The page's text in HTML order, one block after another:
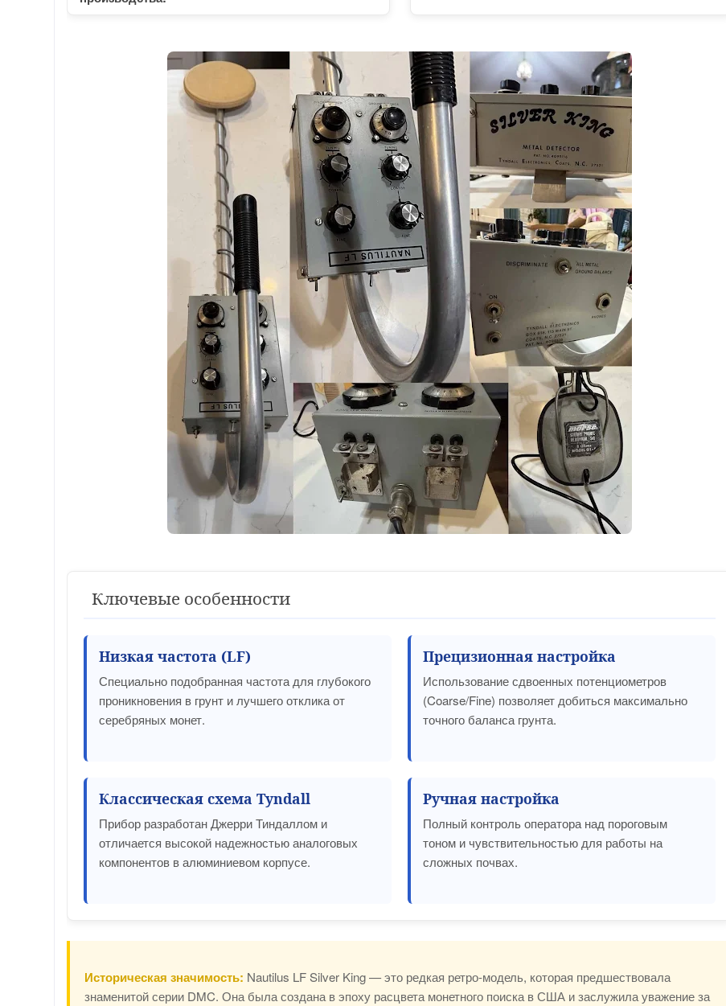
Ключевые особенности
Низкая частота (LF)
Специально подобранная частота для глубокого
проникновения в грунт и лучшего отклика от
серебряных монет.
Прецизионная настройка
Использование сдвоенных потенциометров
(Coarse/Fine) позволяет добиться максимально
точного баланса грунта.
Классическая схема Tyndall
Прибор разработан Джерри Тиндаллом и
отличается высокой надежностью аналоговых
компонентов в алюминиевом корпусе.
Ручная настройка
Полный контроль оператора над пороговым
тоном и чувствительностью для работы на
сложных почвах.
Историческая значимость: Nautilus LF Silver King — это редкая ретро-модель, которая предшествовала
знаменитой серии DMC. Она была создана в эпоху расцвета монетного поиска в США и заслужила уважение за